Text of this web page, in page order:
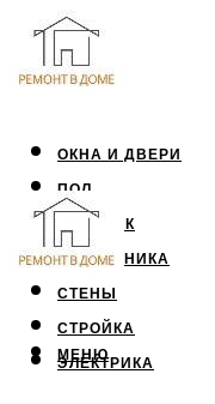
ОКНА И ДВЕРИ
ПОЛ
ПОТОЛОК
САНТЕХНИКА
СТЕНЫ
СТРОЙКА
ЭЛЕКТРИКА
МЕНЮ